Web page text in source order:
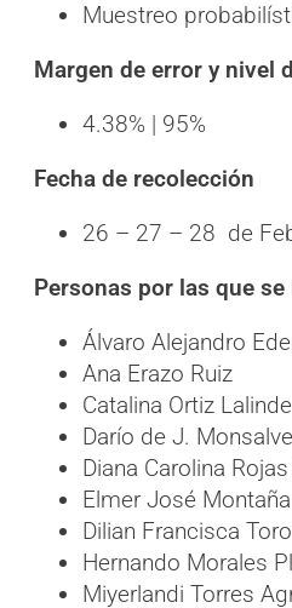
Muestreo
Margen de error y nivel
4.38% | 95%
Fecha de recolección
26 – 27 – 28 de
Personas por las que se
Álvaro Alejandro
Ana Erazo Ruiz
Catalina Ortiz Lalinde
Darío de J. Monsalve
Diana Carolina
Elmer José
Dilian Francisca
Hernando Morales
Miyerlandi Torres